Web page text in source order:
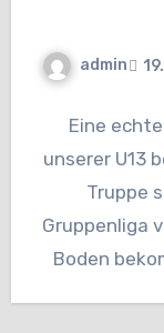
admin
Eine
unserer U13
Truppe
Gruppenliga
Boden